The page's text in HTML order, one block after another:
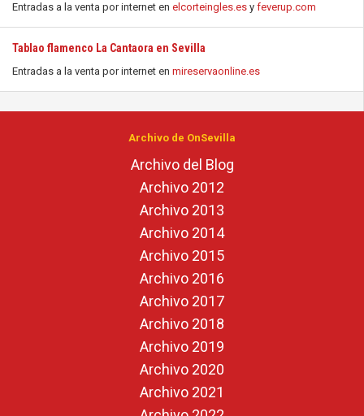
Entradas a la venta por internet en elcorteingles.es y feverup.com
Tablao flamenco La Cantaora en Sevilla
Entradas a la venta por internet en mireservaonline.es
Archivo de OnSevilla
Archivo del Blog
Archivo 2012
Archivo 2013
Archivo 2014
Archivo 2015
Archivo 2016
Archivo 2017
Archivo 2018
Archivo 2019
Archivo 2020
Archivo 2021